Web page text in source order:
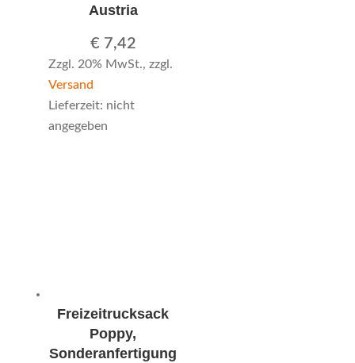
Austria
€ 7,42
Zzgl. 20% MwSt., zzgl.
Versand
Lieferzeit: nicht
angegeben
Freizeitrucksack
Poppy,
Sonderanfertigung